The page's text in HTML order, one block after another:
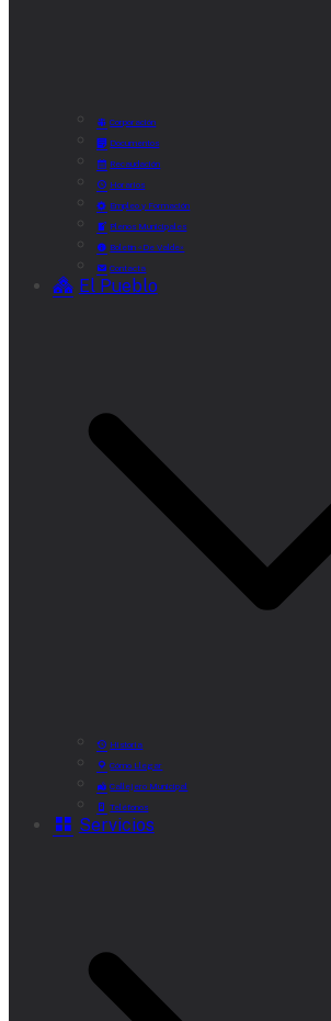
Corporación
Documentos
Recaudación
Horarios
Empleo y Formación
Plenos Municipales
Boletín «De Valde»
Contacta
El Pueblo
Historia
Cómo Llegar
Callejero Municipal
Teléfonos
Servicios